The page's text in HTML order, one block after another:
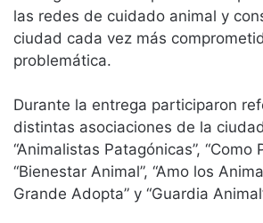
las redes de cuidado animal y
ciudad cada vez más
problemática.
Durante la entrega participaron
distintas asociaciones de la
“Animalistas Patagónicas”, “Como
“Bienestar Animal”, “Amo los
Grande Adopta” y “Guardia